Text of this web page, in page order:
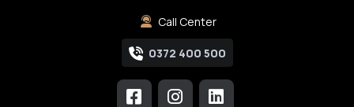
Call Center
0372 400 500